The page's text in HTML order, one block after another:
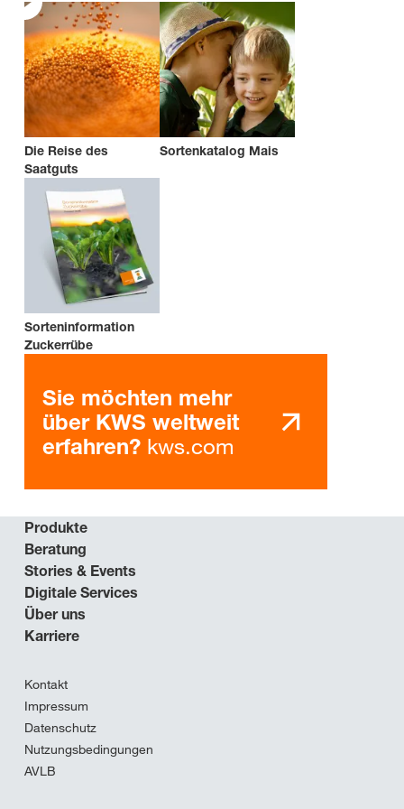
Die Reise des
Saatguts
Sortenkatalog Mais
Sorteninformation
Zuckerrübe
Sie möchten mehr
über KWS weltweit
erfahren? kws.com
Produkte
Beratung
Stories & Events
Digitale Services
Über uns
Karriere
Kontakt
Impressum
Datenschutz
Nutzungsbedingungen
AVLB